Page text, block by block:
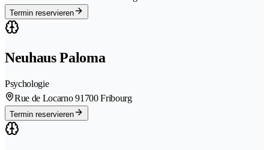
Termin reservieren
Neuhaus Paloma
Psychologie
Rue de Locarno 91700 Fribourg
Termin reservieren